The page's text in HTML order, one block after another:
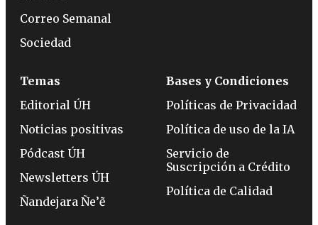
Correo Semanal
Sociedad
Temas
Editorial ÚH
Noticias positivas
Pódcast ÚH
Newsletters ÚH
Ñandejara Ñe’ẽ
Bases y Condiciones
Políticas de Privacidad
Política de uso de la IA
Servicio de
Suscripción a Crédito
Política de Calidad